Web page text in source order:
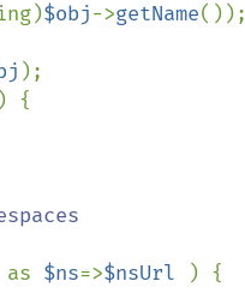
$obj->getName());
);
) {
as $ns=>$nsUrl
) {